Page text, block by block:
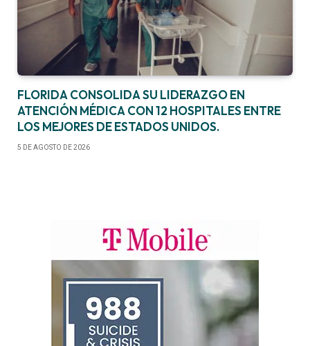
FLORIDA CONSOLIDA SU LIDERAZGO EN
ATENCIÓN MÉDICA CON 12 HOSPITALES ENTRE
LOS MEJORES DE ESTADOS UNIDOS.
5 DE AGOSTO DE 2026